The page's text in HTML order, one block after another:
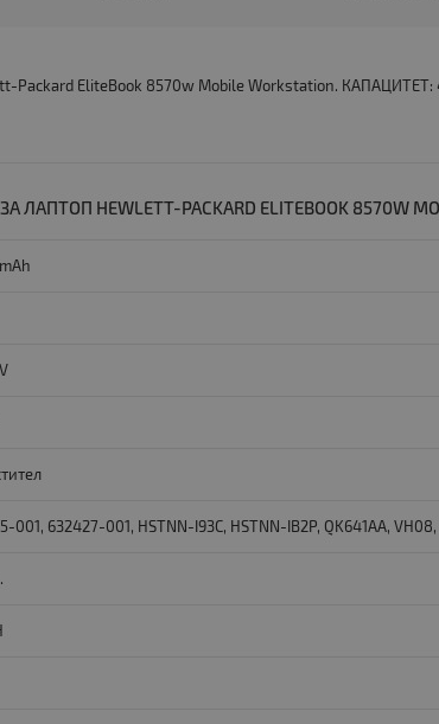
Packard EliteBook 8570w Mobile Workstation.
HEWLETT-PACKARD ELITEBOOK 8570W
001, 632427-001, HSTNN-I93C, HSTNN-IB2P, QK641AA,